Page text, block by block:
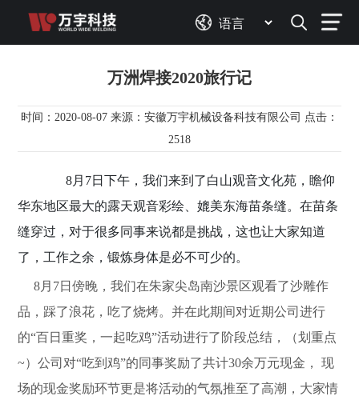
万洲焊接2020旅行记
时间：2020-08-07 来源：安徽万宇机械设备科技有限公司 点击：
2518
8月7日下午，我们来到了白山观音文化苑，瞻仰
华东地区最大的露天观音彩绘、媲美东海苗条缝。在苗条
缝穿过，对于很多同事来说都是挑战，这也让大家知道
了，工作之余，锻炼身体是必不可少的。
8月7日傍晚，我们在朱家尖岛南沙景区观看了沙雕作
品，踩了浪花，吃了烧烤。并在此期间对近期公司进行
的“百日重奖，一起吃鸡”活动进行了阶段总结，（划重点
~）公司对“吃到鸡”的同事奖励了共计30余万元现金， 现
场的现金奖励环节更是将活动的气氛推至了高潮，大家情